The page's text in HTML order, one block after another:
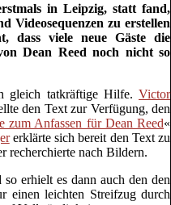
in Leipzig, statt fand,
Videosequenzen zu erstellen
dass viele neue Gäste die
Dean Reed noch nicht so
gleich tatkräftige Hilfe. Victor
den Text zur Verfügung, den
zum Anfassen für Dean Reed«
erklärte sich bereit den Text zu
recherchierte nach Bildern.
erhielt es dann auch den den
leichten Streifzug durch